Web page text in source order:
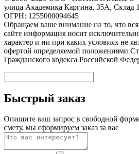
улица Академика Каргина, 35А, Склад
ОГРН: 1255000094645
Обращаем ваше внимание на то, что вся
сайте информация носит
характер и ни при каких условиях не
офертой определяемой положениями
Гражданского кодекса Российской
Быстрый заказ
Опишите ваш запрос в свободной
смету, мы сформируем заказ за вас